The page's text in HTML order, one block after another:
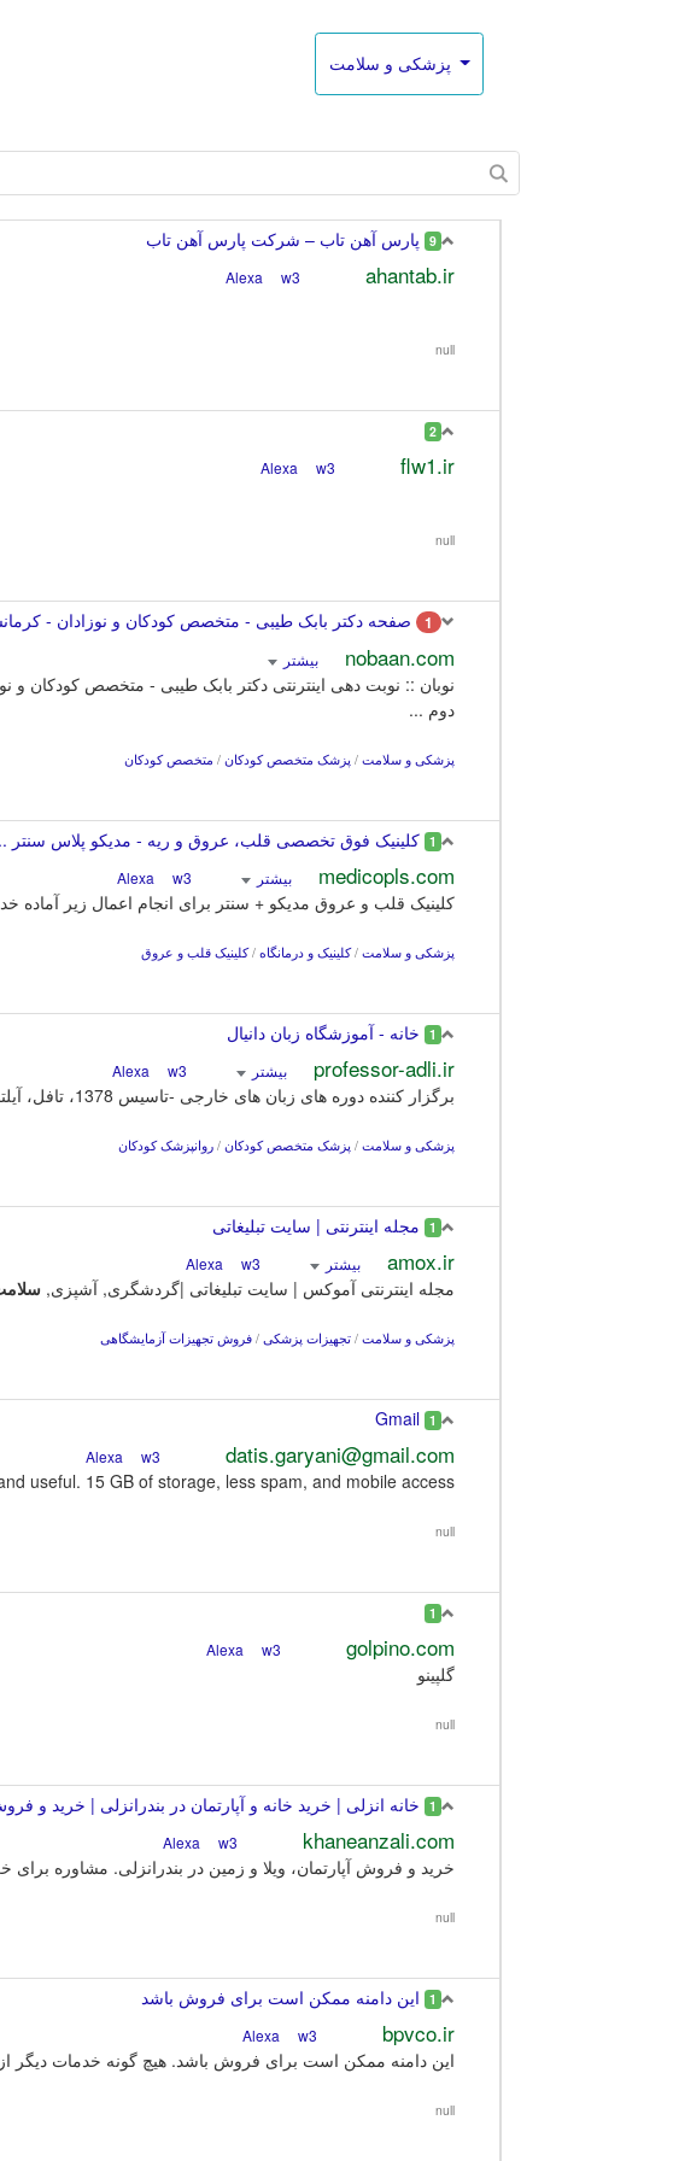
9 پارس آهن تاب – شرکت پارس آهن تاب
ahantab.ir
w3
null
2
flw1.ir
w3
null
1 صفحه دکتر بابک طیبی - متخصص کودکان و نوزادان -
nobaan.com بیشتر
دوم ...
پزشکی و سلامت / پزشک متخصص کودکان / متخصص کودکان
1 کلینیک فوق تخصصی قلب، عروق و ریه - مدیکو پلاس سنتر
medicopls.com بیشتر w3
کلینیک قلب و عروق مدیکو + سنتر برای انجام اعمال زیر
پزشکی و سلامت /کلینیک و درمانگاه /کلینیک قلب و عروق
1 خانه - آموزشگاه زبان دانیال
professor-adli.ir بیشتر w3
برگزار کننده دوره های زبان های خارجی -تاسیس 1378، تافل، آیلتس، مکالمه آنلاین، دوره های فیلم، سیستم آموزشی مدرن
پزشکی و سلامت / پزشک متخصص کودکان / روانپزشک کودکان
1 مجله اینترنتی | سایت تبلیغاتی
amox.ir بیشتر w3
مجله اینترنتی آموکس | سایت تبلیغاتی |گردشگری, آشپزی,
پزشکی و سلامت / تجهیزات پزشکی / فروش تجهیزات آزمایشگاهی
1
Gmail
datis.garyani@gmail.com
w3
useful. 15 GB of storage, less spam, and mobile access.
null
1
golpino.com
w3
گلپینو
null
1 خانه انزلی | خرید خانه و آپارتمان در بندرانزلی | خرید و
khaneanzali.com
w3
خرید و فروش آپارتمان، ویلا و زمین در بندرانزلی. مشاوره
null
1 این دامنه ممکن است برای فروش باشد
bpvco.ir
w3
این دامنه ممکن است برای فروش باشد. هیچ گونه خدمات
null